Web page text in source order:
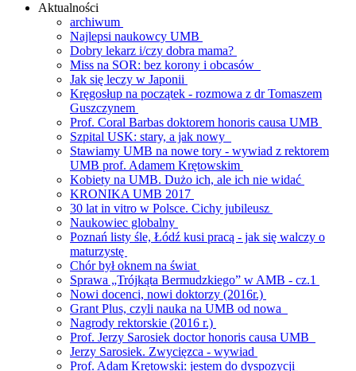
Aktualności
archiwum
Najlepsi naukowcy UMB
Dobry lekarz i/czy dobra mama?
Miss na SOR: bez korony i obcasów
Jak się leczy w Japonii
Kręgosłup na początek - rozmowa z dr Tomaszem
Guszczynem
Prof. Coral Barbas doktorem honoris causa UMB
Szpital USK: stary, a jak nowy
Stawiamy UMB na nowe tory - wywiad z rektorem
UMB prof. Adamem Krętowskim
Kobiety na UMB. Dużo ich, ale ich nie widać
KRONIKA UMB 2017
30 lat in vitro w Polsce. Cichy jubileusz
Naukowiec globalny
Poznań listy śle, Łódź kusi pracą - jak się walczy o
maturzystę
Chór był oknem na świat
Sprawa „Trójkąta Bermudzkiego” w AMB - cz.1
Nowi docenci, nowi doktorzy (2016r.)
Grant Plus, czyli nauka na UMB od nowa
Nagrody rektorskie (2016 r.)
Prof. Jerzy Sarosiek doctor honoris causa UMB
Jerzy Sarosiek. Zwycięzca - wywiad
Prof. Adam Krętowski: jestem do dyspozycji